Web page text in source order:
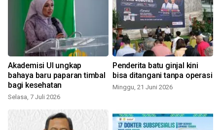
Akademisi UI ungkap
bahaya baru paparan timbal
bagi kesehatan
Selasa, 7 Juli 2026
Penderita batu ginjal kini
bisa ditangani tanpa operasi
Minggu, 21 Juni 2026